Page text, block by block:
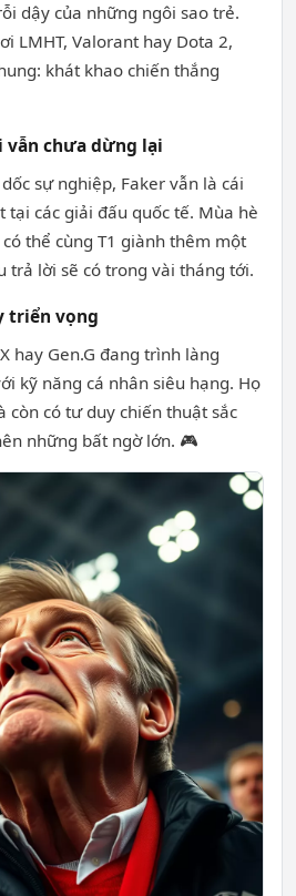
dậy của những ngôi sao trẻ.
LMHT, Valorant hay Dota 2,
khát khao chiến thắng
vẫn chưa dừng lại
sự nghiệp, Faker vẫn là cái
tại các giải đấu quốc tế. Mùa hè
có thể cùng T1 giành thêm một
trả lời sẽ có trong vài tháng tới.
triển vọng
hay Gen.G đang trình làng
kỹ năng cá nhân siêu hạng. Họ
còn có tư duy chiến thuật sắc
những bất ngờ lớn. 🎮